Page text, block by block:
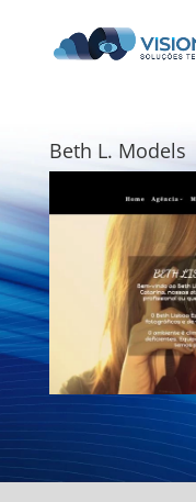
Beth L. Models